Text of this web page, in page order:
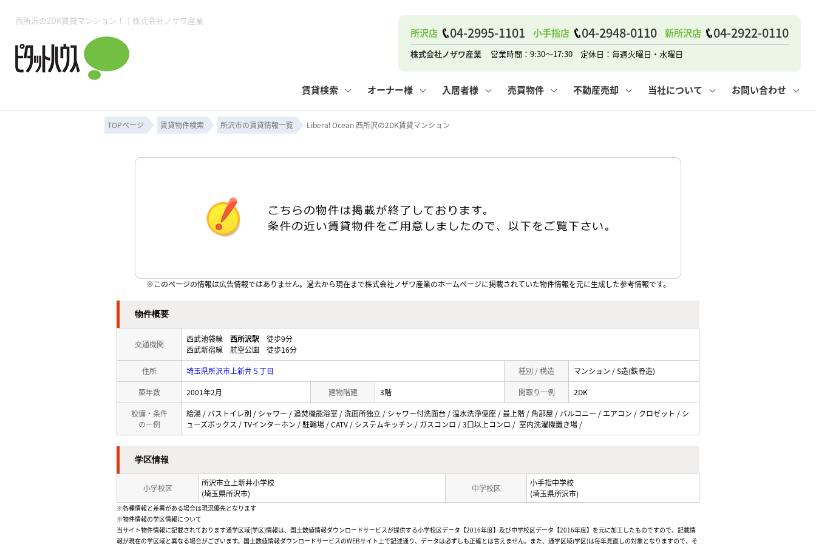
西所沢の2DK賃貸マンション！｜株式会社ノザワ産業
所沢店 04-2995-1101 小手指店 04-2948-0110 新所沢店 04-2922-0110
株式会社ノザワ産業 営業時間：9:30～17:30 定休日：毎週火曜日・水曜日
賃貸検索 オーナー様 入居者様 売買物件 不動産売却
売却の流れ
当社について お問い合わせ
所沢賃貸TOP 閲覧履歴 保存した検索条件
月極駐車場 事業用物件 コンテナ
賃貸管理業務 管理のご依頼
入居者様用ページTOP 住まいのトラブルQ&A お住まいの解約手続き その他の問合せ
売買物件一覧 よくある質問 マンションVS戸建て 賃貸vs持ち家
無料売却査定 媒介契約の種類 売却時の諸費用 仲介と買取の違い
必要な書類
会社概要 スタッフブログ 個人情報保護方針
ピタットハウス所沢店 ピタットハウス小手指店
ご来店予約
TOPページ 賃貸物件検索 所沢市の賃貸情報一覧 Liberal Ocean 西所沢の2DK賃貸マンション
※このページの情報は広告情報ではありません。過去から現在まで株式会社ノザワ産業のホームぺージに掲載されていた物件情報を元に生成した参考情報です。
物件概要
交通機関
西武池袋線 西所沢駅 徒歩9分
西武新宿線 航空公園 徒歩16分
住所 埼玉県所沢市上新井５丁目 種別 / 構造 マンション / S造(鉄骨造)
築年数 2001年2月 建物階建 3階 間取り一例 2DK
設備・条件
の一例
給湯 / バストイレ別 / シャワー / 追焚機能浴室 / 洗面所独立 / シャワー付洗面台 / 温水洗浄便座 / 最上階 / 角部屋 / バルコニー / エアコン / クロゼット / シ
ューズボックス / TVインターホン / 駐輪場 / CATV / システムキッチン / ガスコンロ / 3口以上コンロ / 室内洗濯機置き場 /
学区情報
小学校区
所沢市立上新井小学校
(埼玉県所沢市)
中学校区
小手指中学校
(埼玉県所沢市)
※各種情報と差異がある場合は現況優先となります
※物件情報の学区情報について
当サイト物件情報に記載されております通学区域(学区)情報は、国土数値情報ダウンロードサービスが提供する小学校区データ【2016年度】及び中学校区データ【2016年度】を元に加工したものですので、記載情
報が現在の学区域と異なる場合がございます。国土数値情報ダウンロードサービスのWEBサイト上で記述通り、データは必ずしも正確とは言えません。また、通学区域(学区)は毎年見直しの対象となりますので、そ